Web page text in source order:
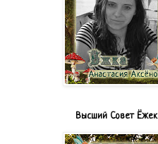
Высший Совет Ёжек